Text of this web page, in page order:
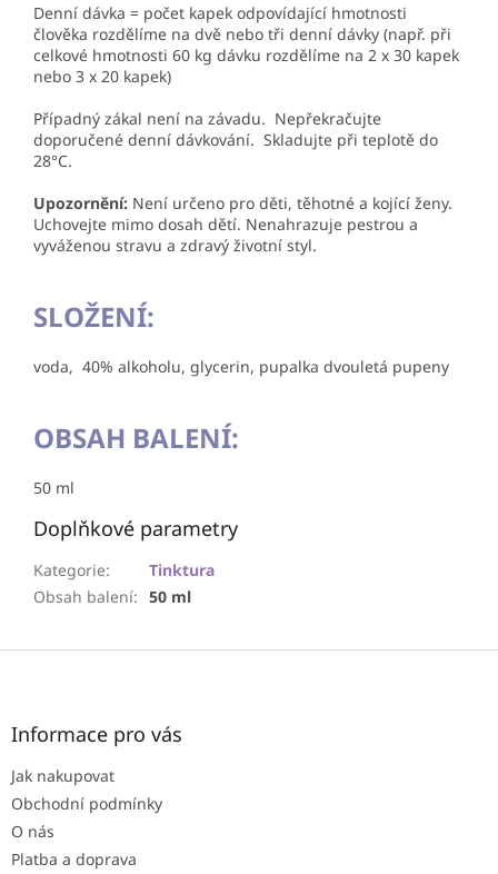
Denní dávka = počet kapek odpovídající hmotnosti
člověka rozdělíme na dvě nebo tři denní dávky (např. při
celkové hmotnosti 60 kg dávku rozdělíme na 2 x 30 kapek
nebo 3 x 20 kapek)
Případný zákal není na závadu. Nepřekračujte
doporučené denní dávkování. Skladujte při teplotě do
28°C.
Upozornění: Není určeno pro děti, těhotné a kojící ženy.
Uchovejte mimo dosah dětí. Nenahrazuje pestrou a
vyváženou stravu a zdravý životní styl.
SLOŽENÍ:
voda, 40% alkoholu, glycerin, pupalka dvouletá pupeny
OBSAH BALENÍ:
50 ml
Doplňkové parametry
Kategorie:
Tinktura
Obsah balení: 50 ml
Z
Informace pro vás
Jak nakupovat
Obchodní podmínky
O nás
Platba a doprava